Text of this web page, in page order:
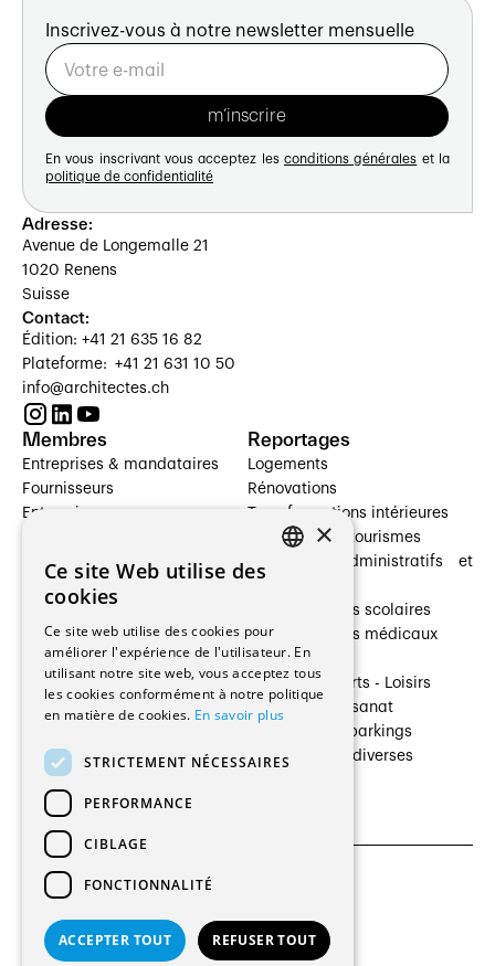
Inscrivez-vous à notre newsletter mensuelle
En vous inscrivant vous acceptez les conditions générales et la
politique de confidentialité
Adresse:
Avenue de Longemalle 21
1020 Renens
Suisse
Contact:
Édition: +41 21 635 16 82
Plateforme: +41 21 631 10 50
info@architectes.ch
Membres
Entreprises & mandataires
Fournisseurs
Entreprises
Architectes paysagistes
Architectes d'intérieur
Entreprises générales
Ingénieurs et mandataires
Fabricants / Fournisseurs
Régies immobilières
Gestion PPE
Reportages
Logements
Rénovations
Transformations intérieures
Hôtelleries et tourismes
Bâtiments administratifs et
Établissements scolaires
Établissements médicaux
Villas
Cultures - Sports - Loisirs
Industrie - Artisanat
Transports et parkings
Constructions diverses
© 2026 Tous droits réservés
CGU et Politique de confidentialités
×
Ce site Web utilise des
cookies
Ce site web utilise des cookies pour
améliorer l'expérience de l'utilisateur. En
utilisant notre site web, vous acceptez tous
les cookies conformément à notre politique
en matière de cookies. En savoir plus
STRICTEMENT NÉCESSAIRES
PERFORMANCE
CIBLAGE
FONCTIONNALITÉ
ACCEPTER TOUT REFUSER TOUT